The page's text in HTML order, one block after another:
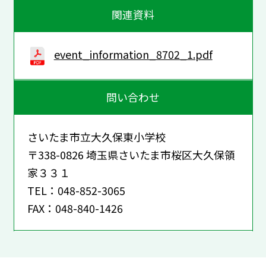
関連資料
event_information_8702_1.pdf
問い合わせ
さいたま市立大久保東小学校
〒338-0826 埼玉県さいたま市桜区大久保領
家３３１
TEL：048-852-3065
FAX：048-840-1426